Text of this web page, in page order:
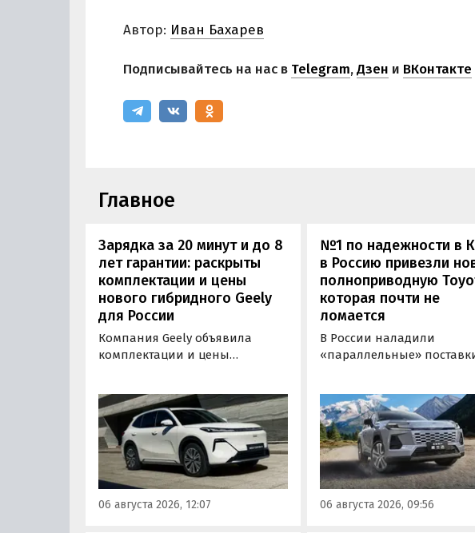
Автор: Иван Бахарев
Подписывайтесь на нас в Telegram,Дзен и ВКонтакте
Главное
Зарядка за 20 минут и до 8
лет гарантии: раскрыты
комплектации и цены
нового гибридного Geely
для России
Компания Geely объявила
комплектации и цены
установкой последовательного
типа. Автомобиль оснащен
инновационной системой под
названием Electric Motor
Extended Range (EM-R) и может
заряжаться от 30 до 80% всего
за 20 минут.
06 августа 2026, 12:07
№1 по надежности в
в Россию привезли
полноприводную
которая почти не
ломается
В России наладили
«параллельные»
копией RAV4 для
рынка. Там он стоит
000 000 рублей по
курсу, а у нас с учетом
расходов цены на них
от 3 700 000 рублей,
«Автоновости дня».
06 августа 2026, 09:56